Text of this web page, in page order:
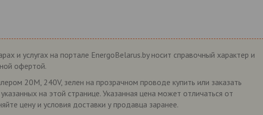
и услугах на портале EnergoBelarus.by носит справочный характер и
офертой.
20M, 240V, зелен на прозрачном проводе купить или заказать
на этой странице. Указанная цена может отличаться от
цену и условия доставки у продавца заранее.